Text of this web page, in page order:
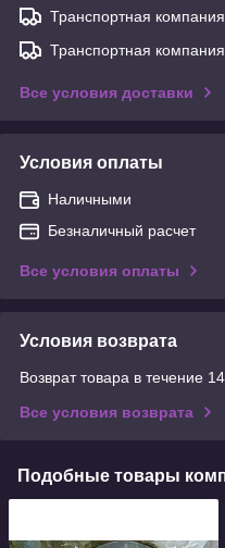
Транспортная компания
Транспортная компания
Все условия доставки
Условия оплаты
Наличными
Безналичный расчет
Все условия оплаты
Условия возврата
Возврат товара в течение
Все условия возврата
Подобные товары